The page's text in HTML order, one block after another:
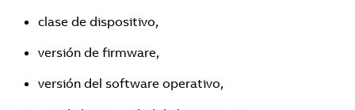
clase de dispositivo,
versión de firmware,
versión del software operativo,